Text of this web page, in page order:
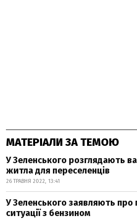
МАТЕРІАЛИ ЗА ТЕМОЮ
У Зеленського розглядають
житла для переселенців
26 ТРАВНЯ 2022, 13:41
У Зеленського заявляють
ситуації з бензином